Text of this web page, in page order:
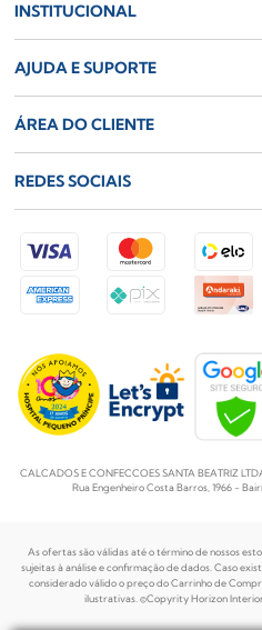
INSTITUCIONAL
AJUDA E SUPORTE
ÁREA DO CLIENTE
REDES SOCIAIS
CALCADOS E CONFECCOES SANTA BEATRIZ
Rua Engenheiro Costa Barros, 1966 -
As ofertas são válidas até o término de nossos
sujeitas à análise e confirmação de dados. Caso
considerado válido o preço do Carrinho de
ilustrativas. ©Copyrity Horizon